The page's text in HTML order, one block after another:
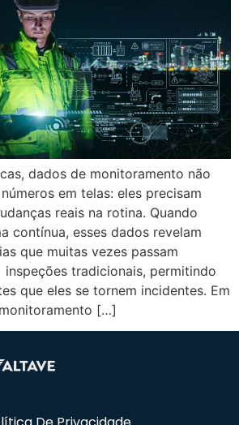
dados de monitoramento não
em telas: eles precisam
reais na rotina. Quando
contínua, esses dados revelam
que muitas vezes passam
tradicionais, permitindo
que eles se tornem incidentes. Em
[…]